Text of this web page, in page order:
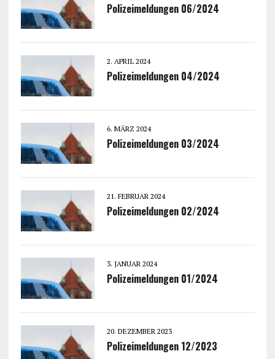
Polizeimeldungen 06/2024
2. APRIL 2024
Polizeimeldungen 04/2024
6. MÄRZ 2024
Polizeimeldungen 03/2024
21. FEBRUAR 2024
Polizeimeldungen 02/2024
3. JANUAR 2024
Polizeimeldungen 01/2024
20. DEZEMBER 2023
Polizeimeldungen 12/2023